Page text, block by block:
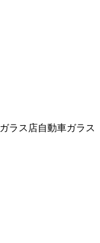
ガラス店自動車ガラス